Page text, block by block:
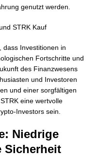
genutzt werden.
dass Investitionen in
Fortschritte und
des Finanzwesens
und Investoren
und einer sorgfältigen
eine wertvolle
Investors sein.
Niedrige
Sicherheit